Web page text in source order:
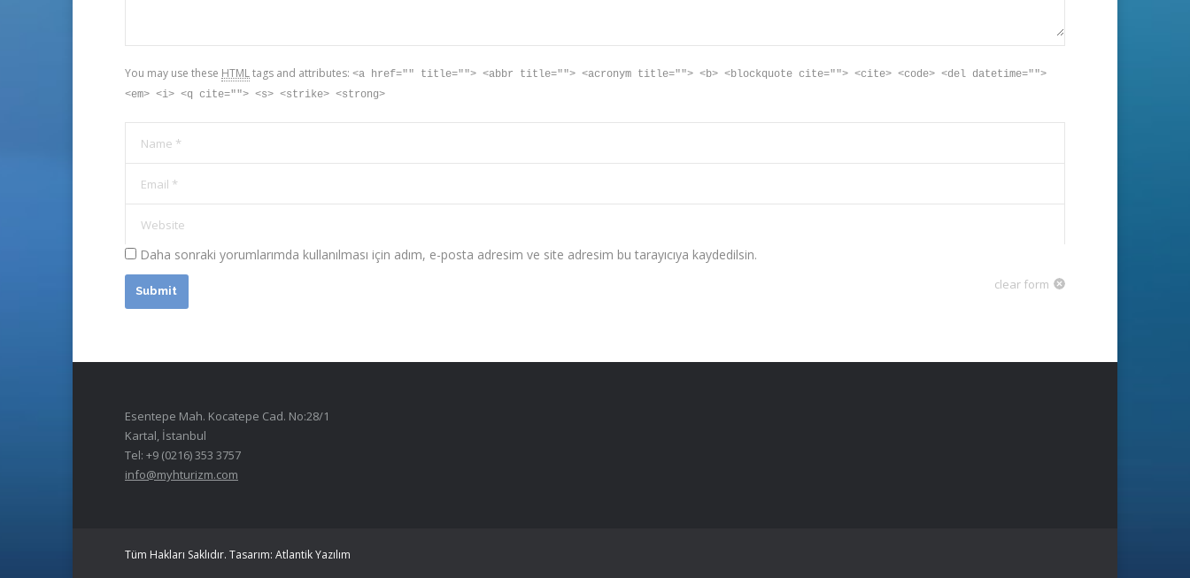
You may use these HTMLtags and attributes: <a href="" title=""> <abbr title=""> <acronym title=""> <b> <blockquote cite=""> <cite> <code> <del datetime="">
<em> <i> <q cite=""> <s> <strike> <strong>
Name *
Email *
Website
Daha sonraki yorumlarımda kullanılması için adım, e-posta adresim ve site adresim bu tarayıcıya kaydedilsin.
clear form
Submit
Esentepe Mah. Kocatepe Cad. No:28/1
Kartal, İstanbul
Tel: +9 (0216) 353 3757
info@myhturizm.com
Tüm Hakları Saklıdır. Tasarım: Atlantik Yazılım